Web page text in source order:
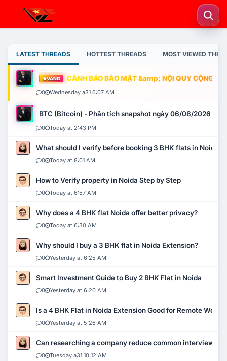
LATEST THREADS HOTTEST THREADS MOST VIEWED
VÀNG CẢNH BÁO BẢO MẬT &amp; NỘI QUY CỘNG
0 Wednesday a31 6:07 AM
BTC (Bitcoin) - Phân tích snapshot ngày 06/08/2026
0 Today at 2:43 PM
What should I verify before booking 3 BHK flats in Noida?
0 Today at 8:01 AM
How to Verify property in Noida Step by Step
0 Today at 6:57 AM
Why does a 4 BHK flat Noida offer better privacy?
0 Today at 6:30 AM
Why should I buy a 3 BHK flat in Noida Extension?
0 Yesterday at 6:25 AM
Smart Investment Guide to Buy 2 BHK Flat in Noida
0 Yesterday at 6:20 AM
Is a 4 BHK Flat in Noida Extension Good for Remote Work?
0 Yesterday at 5:26 AM
Can researching a company reduce common interview
0 Tuesday a31 10:12 AM